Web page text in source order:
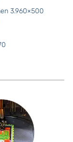
3.960×500